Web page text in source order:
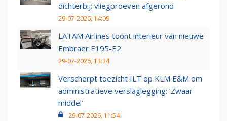
dichterbij: vliegproeven afgerond
29-07-2026, 14:09
LATAM Airlines toont interieur van nieuwe
Embraer E195-E2
29-07-2026, 13:34
Verscherpt toezicht ILT op KLM E&M om
administratieve verslaglegging: ‘Zwaar
middel’
29-07-2026, 11:54